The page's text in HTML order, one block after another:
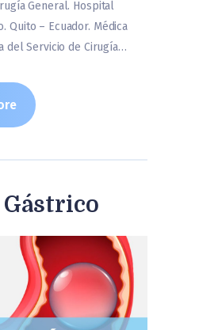
General. Hospital
Quito – Ecuador. Médica
del Servicio de Cirugía…